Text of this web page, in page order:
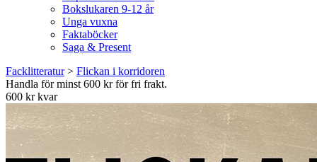
Bokslukaren 9-12 år
Unga vuxna
Faktaböcker
Saga & Present
Facklitteratur> Flickan i korridoren
Handla för minst 600 kr för fri frakt.
600 kr kvar